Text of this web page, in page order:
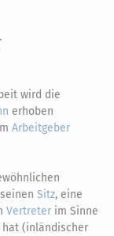
wird die
erhoben
Arbeitgeber
Sitz, eine
Vertreter im Sinne
hat (inländischer